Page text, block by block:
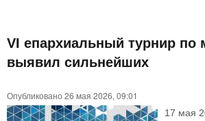
VI епархиальный турнир по
выявил сильнейших
Опубликовано 26 мая 2026, 09:01
17 мая